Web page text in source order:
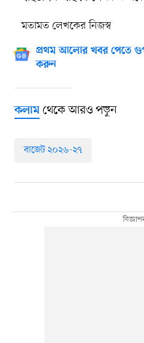
মতামত লেখকের নিজস্ব
প্রথম আলোর খবর পেতে
করুন
কলামথেকে আরও পড়ুন
বাজেট ২০২৬-২৭